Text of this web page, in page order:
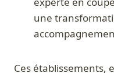
une
Ces établissements,